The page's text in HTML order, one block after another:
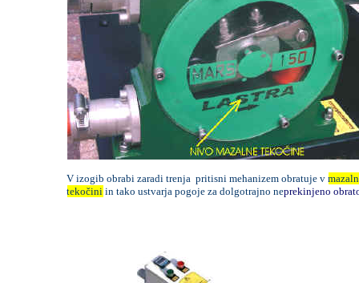
V izogib obrabi zaradi trenja pritisni mehanizem obratuje v
tekočini in tako ustvarja pogoje za dolgotrajno neprekinjeno